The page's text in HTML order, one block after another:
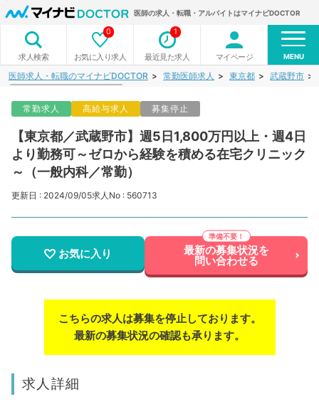
医師の求人・転職・アルバイトはマイナビDOCTOR
求人検索 お気に入り求人
0
最近見た求人
1
マイページ MENU
医師求人・転職のマイナビDOCTOR 常勤医師求人 東京都 武蔵野市
常勤求人 高給与求人 募集停止
【東京都／武蔵野市】週5日1,800万円以上・週4日
より勤務可～ゼロから経験を積める在宅クリニック
～（一般内科／常勤）
更新日 : 2024/09/05求人No : 560713
お気に入り 最新の募集状況を
問い合わせる
こちらの求人は募集を停止しております。
最新の募集状況の確認も承ります。
求人詳細